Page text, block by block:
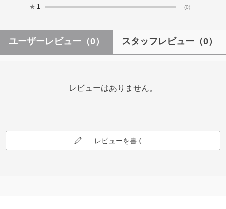
★ 1 (0)
ユーザーレビュー （0） スタッフレビュー （0）
レビューはありません。
レビューを書く